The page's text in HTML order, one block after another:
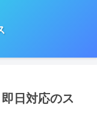
日対応のス